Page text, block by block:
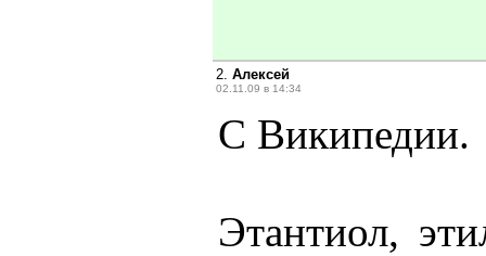
2. Алексей
02.11.09 в 14:34
С Википедии.
Этантиол,